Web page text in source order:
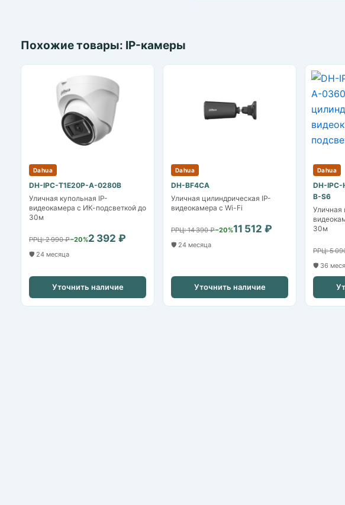
Похожие товары: IP-камеры
Dahua
DH-IPC-T1E20P-A-0280B
Уличная купольная IP-
видеокамера с ИК-подсветкой до
30м
РРЦ: 2 990 ₽−20%2 392 ₽
🛡️ 24 месяца
Уточнить наличие
Dahua
DH-BF4CA
Уличная цилиндрическая IP-
видеокамера с Wi-Fi
РРЦ: 14 390 ₽−20%11 512 ₽
🛡️ 24 месяца
Уточнить наличие
Dahua
DH-IPC-
B-S6
Уличная
30м
РРЦ: 5
🛡️ 36